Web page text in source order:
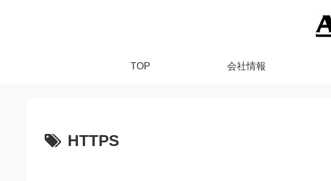
TOP 会社情報
HTTPS